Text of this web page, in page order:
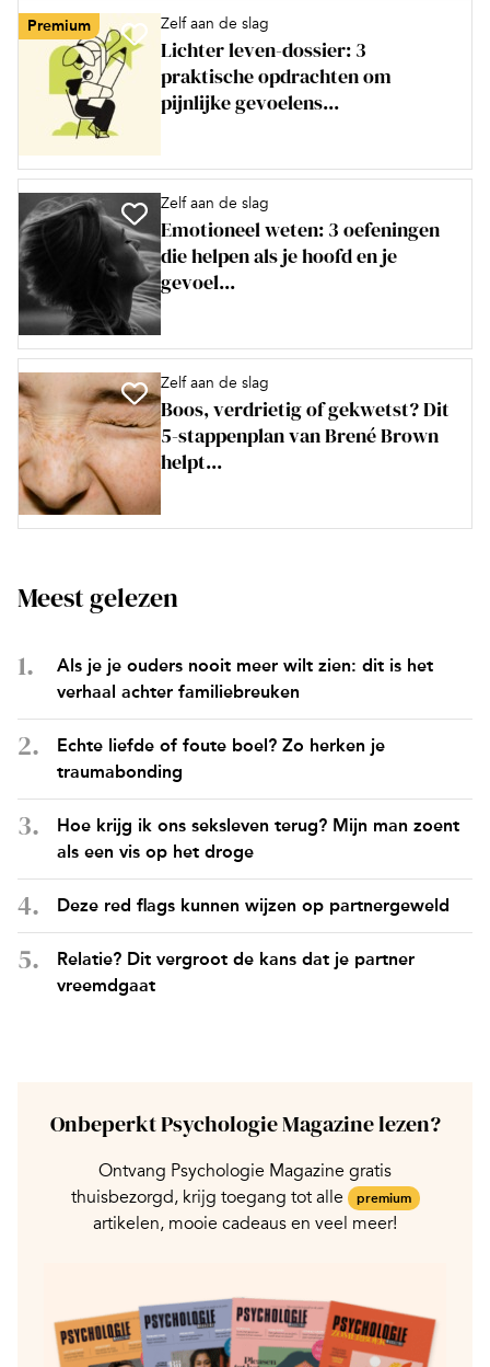
Premium Zelf aan de slag
Lichter leven-dossier: 3
praktische opdrachten om
pijnlijke gevoelens...
Zelf aan de slag
Emotioneel weten: 3 oefeningen
die helpen als je hoofd en je
gevoel...
Zelf aan de slag
Boos, verdrietig of gekwetst? Dit
5-stappenplan van Brené Brown
helpt...
Meest gelezen
Als je je ouders nooit meer wilt zien: dit is het
verhaal achter familiebreuken
Echte liefde of foute boel? Zo herken je
traumabonding
Hoe krijg ik ons seksleven terug? Mijn man zoent
als een vis op het droge
Deze red flags kunnen wijzen op partnergeweld
Relatie? Dit vergroot de kans dat je partner
vreemdgaat
Onbeperkt Psychologie Magazine lezen?
Ontvang Psychologie Magazine gratis
thuisbezorgd, krijg toegang tot alle
premium
artikelen, mooie cadeaus en veel meer!